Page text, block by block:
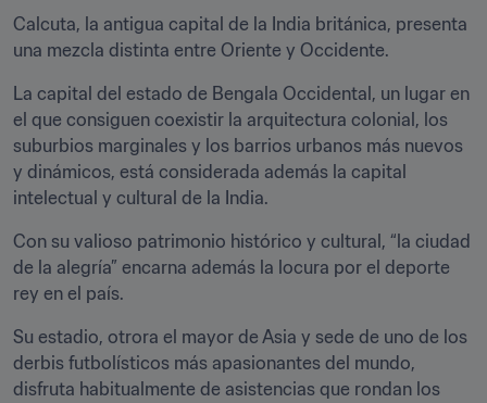
Calcuta, la antigua capital de la India británica, presenta
una mezcla distinta entre Oriente y Occidente.
La capital del estado de Bengala Occidental, un lugar en
el que consiguen coexistir la arquitectura colonial, los
suburbios marginales y los barrios urbanos más nuevos
y dinámicos, está considerada además la capital
intelectual y cultural de la India.
Con su valioso patrimonio histórico y cultural, “la ciudad
de la alegría” encarna además la locura por el deporte
rey en el país.
Su estadio, otrora el mayor de Asia y sede de uno de los
derbis futbolísticos más apasionantes del mundo,
disfruta habitualmente de asistencias que rondan los